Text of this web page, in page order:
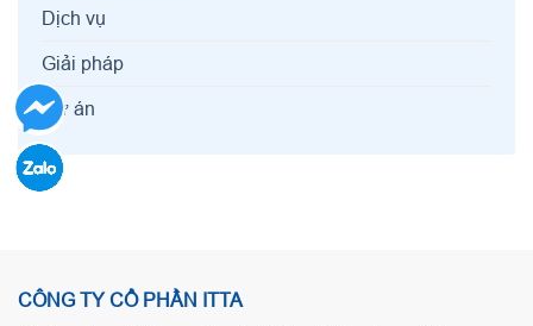
Dịch vụ
Giải pháp
Dự án
CÔNG TY CỔ PHẦN ITTA